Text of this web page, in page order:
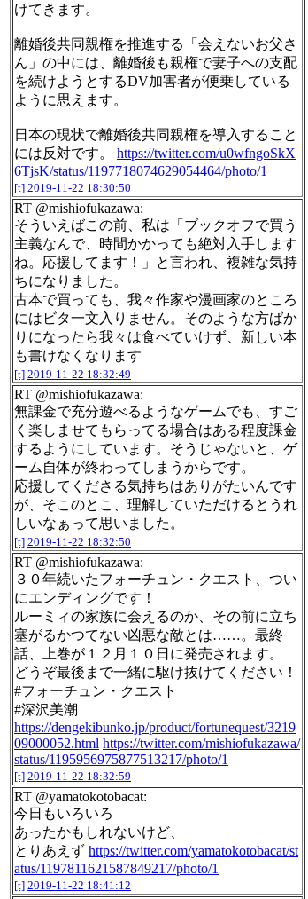
けてきます。
離婚後共同親権を推進する「会えないお父さ
ん」の中には、離婚後も親権で妻子への支配
を続けようとするDV加害者が便乗している
ように思えます。
日本の現状で離婚後共同親権を導入すること
には反対です。 https://twitter.com/u0wfngoSkX
6TjsK/status/1197718074629054464/photo/1
[t] 2019-11-22 18:30:50
RT @mishiofukazawa:
そういえばこの前、私は「ブックオフで買う
主義なんで、時間かかっても絶対入手します
ね。応援してます！」と言われ、複雑な気持
ちになりました。
古本で買っても、我々作家や漫画家のところ
にはビタ一文入りません。そのような方ばか
りになったら我々は食べていけず、新しい本
も書けなくなります
[t] 2019-11-22 18:32:49
RT @mishiofukazawa:
無課金で充分遊べるようなゲームでも、すご
く楽しませてもらってる場合はある程度課金
するようにしています。そうじゃないと、ゲ
ーム自体が終わってしまうからです。
応援してくださる気持ちはありがたいんです
が、そこのとこ、理解していただけるとうれ
しいなぁって思いました。
[t] 2019-11-22 18:32:50
RT @mishiofukazawa:
３０年続いたフォーチュン・クエスト、つい
にエンディングです！
ルーミィの家族に会えるのか、その前に立ち
塞がるかつてない凶悪な敵とは……。最終
話、上巻が１２月１０日に発売されます。
どうぞ最後まで一緒に駆け抜けてください！
#フォーチュン・クエスト
#深沢美潮
https://dengekibunko.jp/product/fortunequest/3219
09000052.html https://twitter.com/mishiofukazawa/
status/1195956975877513217/photo/1
[t] 2019-11-22 18:32:59
RT @yamatokotobacat:
今日もいろいろ
あったかもしれないけど、
とりあえず https://twitter.com/yamatokotobacat/st
atus/1197811621587849217/photo/1
[t] 2019-11-22 18:41:12